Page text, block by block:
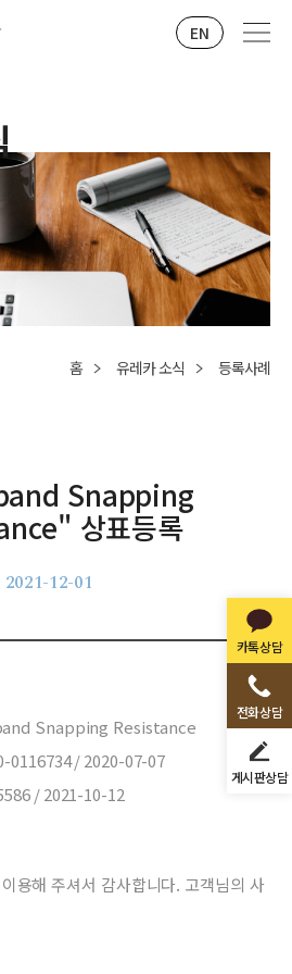
EN
카톡상담
전화상담
게시판상담
홈 유레카 소식 등록사례
Snapping
상표등록
2021-12-01
Snapping Resistance
0116734 / 2020-07-07
/ 2021-10-12
용해 주셔서 감사합니다. 고객님의 사